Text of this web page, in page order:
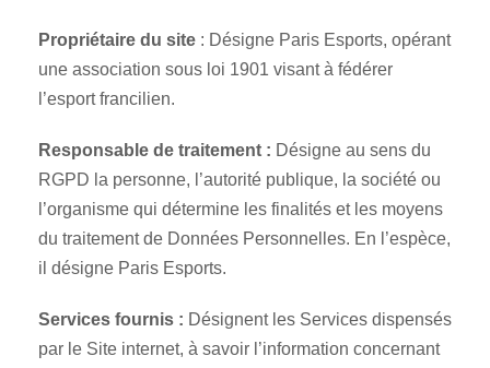
Propriétaire du site : Désigne Paris Esports, opérant
une association sous loi 1901 visant à fédérer
l’esport francilien.
Responsable de traitement : Désigne au sens du
RGPD la personne, l’autorité publique, la société ou
l’organisme qui détermine les finalités et les moyens
du traitement de Données Personnelles. En l’espèce,
il désigne Paris Esports.
Services fournis : Désignent les Services dispensés
par le Site internet, à savoir l’information concernant